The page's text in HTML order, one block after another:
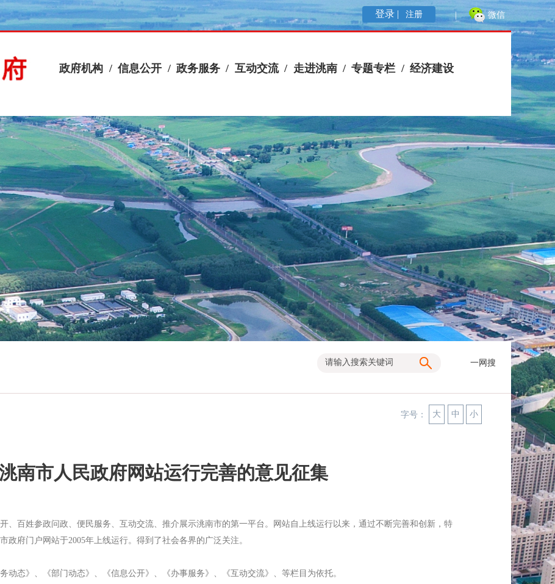
微信
|
登录 | 注册
政府机构 / 信息公开 / 政务服务 / 互动交流 / 走进洮南 / 专题专栏 / 经济建设
一网搜
小
中
大
字号：
南市人民政府网站运行完善的意见征集
、百姓参政问政、便民服务、互动交流、推介展示洮南市的第一平台。网站自上线运行以来，通过不断完善和创新，特
政府门户网站于2005年上线运行。得到了社会各界的广泛关注。
态》、《部门动态》、《信息公开》、《办事服务》、《互动交流》、等栏目为依托。